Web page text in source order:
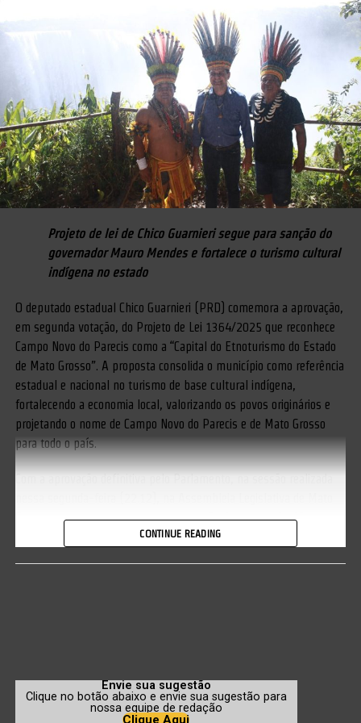
Projeto de lei de Chico Guarnieri segue para sanção do
governador Mauro Mendes e fortalece o turismo cultural
indígena no estado
O deputado estadual Chico Guarnieri (PRD) comemora a aprovação,
em segunda votação, do Projeto de Lei 1364/2025 que reconhece
Campo Novo do Parecis como a “Capital do Etnoturismo do Estado
de Mato Grosso”. A proposta consolida o município como referência
estadual e nacional no turismo de base cultural indígena,
fortalecendo a economia local, valorizando os povos originários e
projetando o nome de Campo Novo do Parecis e de Mato Grosso
para todo o país.
Grosso, o texto segue, agora, para sanção do governador Mauro
cria um ambiente mais favorável para investimentos, organização
do setor e ampliação da divulgação turística do município.
CONTINUE READING
Envie sua sugestão
Clique no botão abaixo e envie sua sugestão para
nossa equipe de redação
Clique Aqui